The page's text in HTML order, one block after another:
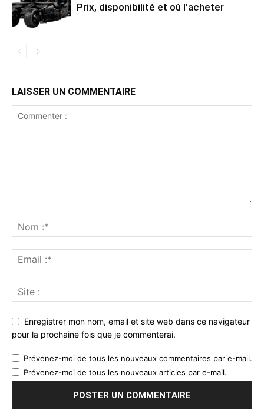
Prix, disponibilité et où l’acheter
LAISSER UN COMMENTAIRE
Enregistrer mon nom, email et site web dans ce navigateur
pour la prochaine fois que je commenterai.
Prévenez-moi de tous les nouveaux commentaires par e-mail.
Prévenez-moi de tous les nouveaux articles par e-mail.